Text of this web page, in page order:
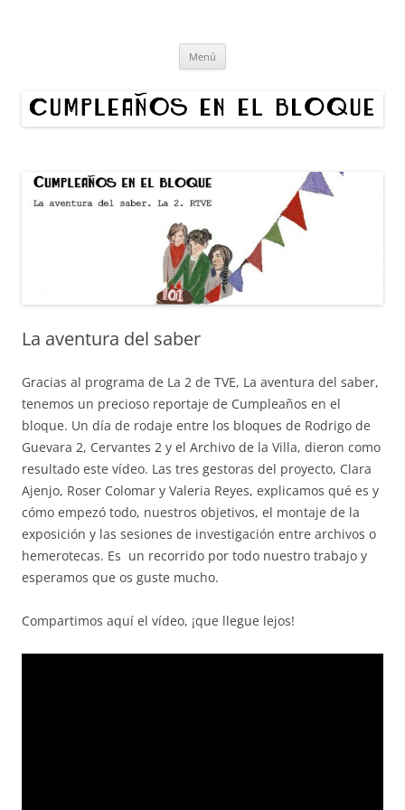
Organizamos exposiciones en bloques de Madrid. ¿Quieres hacer un
Menú
La aventura del saber
Gracias al programa de La 2 de TVE, La aventura del saber,
tenemos un precioso reportaje de Cumpleaños en el
bloque. Un día de rodaje entre los bloques de Rodrigo de
Guevara 2, Cervantes 2 y el Archivo de la Villa, dieron como
resultado este vídeo. Las tres gestoras del proyecto, Clara
Ajenjo, Roser Colomar y Valeria Reyes, explicamos qué es y
cómo empezó todo, nuestros objetivos, el montaje de la
exposición y las sesiones de investigación entre archivos o
hemerotecas. Es un recorrido por todo nuestro trabajo y
esperamos que os guste mucho.
Compartimos aquí el vídeo, ¡que llegue lejos!